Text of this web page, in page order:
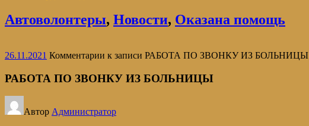
Автоволонтеры, Новости, Оказана помощь
26.11.2021 Комментарии к записи РАБОТА ПО ЗВОНКУ ИЗ БОЛЬНИЦЫ
РАБОТА ПО ЗВОНКУ ИЗ БОЛЬНИЦЫ
Автор Администратор